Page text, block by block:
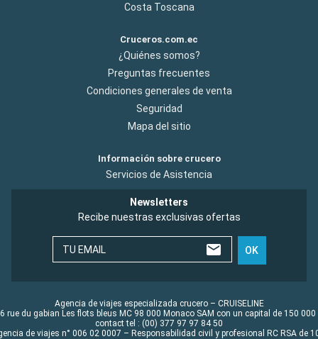
Costa Toscana
Cruceros.com.ec
¿Quiénes somos?
Preguntas frecuentes
Condiciones generales de venta
Seguridad
Mapa del sitio
Información sobre crucero
Servicios de Asistencia
Newsletters
Recibe nuestras exclusivas ofertas
TU EMAIL OK
Agencia de viajes especializada crucero – CRUISELINE
rue du gabian Les flots bleus MC 98 000 Monaco SAM con un capital de 150 000
contact tel : (00) 377 97 97 84 50
de viajes n° 006 02 0007 – Responsabilidad civil y profesional RC RSA de